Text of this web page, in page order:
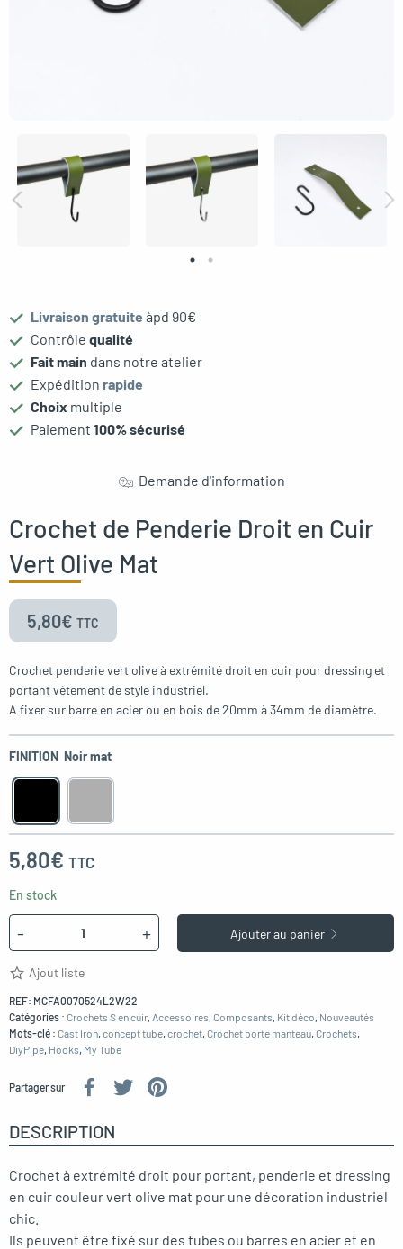
Livraison gratuite àpd 90€
Contrôle qualité
Fait main dans notre atelier
Expédition rapide
Choix multiple
Paiement 100% sécurisé
Demande d'information
Crochet de Penderie Droit en Cuir
Vert Olive Mat
5,80€ TTC
Crochet penderie vert olive à extrémité droit en cuir pour dressing et
portant vêtement de style industriel.
A fixer sur barre en acier ou en bois de 20mm à 34mm de diamètre.
FINITION Noir mat
5,80€ TTC
En stock
- + Ajouter au panier
Ajout liste
REF: MCFA0070524L2W22
Catégories : Crochets S en cuir, Accessoires, Composants, Kit déco, Nouveautés
Mots-clé : Cast Iron, concept tube, crochet, Crochet porte manteau, Crochets,
DiyPipe, Hooks, My Tube
Partager sur
DESCRIPTION
Crochet à extrémité droit pour portant, penderie et dressing
en cuir couleur vert olive mat pour une décoration industriel
chic.
Ils peuvent être fixé sur des tubes ou barres en acier et en
menu